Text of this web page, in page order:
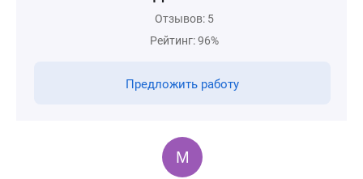
Отзывов: 5
Рейтинг: 96%
Предложить работу